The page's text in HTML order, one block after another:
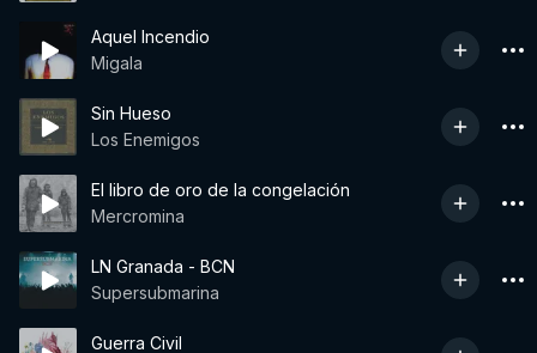
Aquel Incendio
Migala
Sin Hueso
Los Enemigos
El libro de oro de la congelación
Mercromina
LN Granada - BCN
Supersubmarina
Guerra Civil